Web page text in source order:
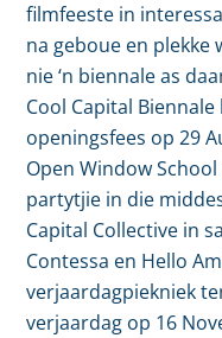
filmfeeste in
na geboue en plekke
nie ‘n biennale as
Cool Capital
openingsfees op 29
Open Window
partytjie in die
Capital Collective in
Contessa en Hello
verjaardagpiekniek
verjaardag op 16